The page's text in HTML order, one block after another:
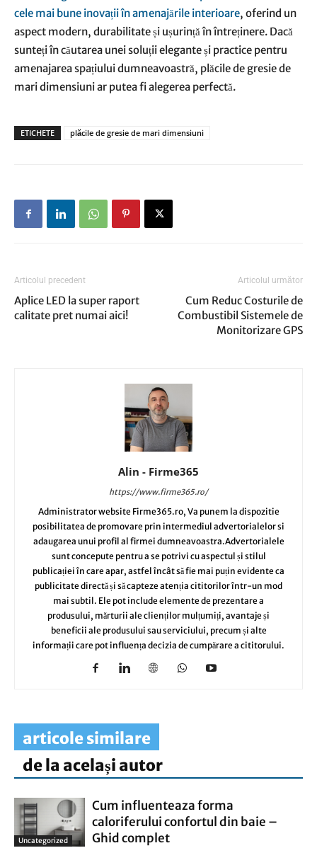
cele mai bune inovații în amenajările interioare, oferind un
aspect modern, durabilitate și ușurință în întreținere. Dacă
sunteți în căutarea unei soluții elegante și practice pentru
amenajarea spațiului dumneavoastră, plăcile de gresie de
mari dimensiuni ar putea fi alegerea perfectă.
ETICHETE plăcile de gresie de mari dimensiuni
Articolul precedent
Aplice LED la super raport
calitate pret numai aici!
Articolul următor
Cum Reduc Costurile de
Combustibil Sistemele de
Monitorizare GPS
Alin - Firme365
https://www.firme365.ro/
Administrator website Firme365.ro, Va punem la dispozitie
posibilitatea de promovare prin intermediul advertorialelor si
adaugarea unui profil al firmei dumneavoastra.Advertorialele
sunt concepute pentru a se potrivi cu aspectul și stilul
publicației în care apar, astfel încât să fie mai puțin evidente ca
publicitate directă și să capteze atenția cititorilor într-un mod
mai subtil. Ele pot include elemente de prezentare a
produsului, mărturii ale clienților mulțumiți, avantaje și
beneficii ale produsului sau serviciului, precum și alte
informații care pot influența decizia de cumpărare a cititorului.
articole similare
de la același autor
Uncategorized
Cum influenteaza forma
caloriferului confortul din baie –
Ghid complet